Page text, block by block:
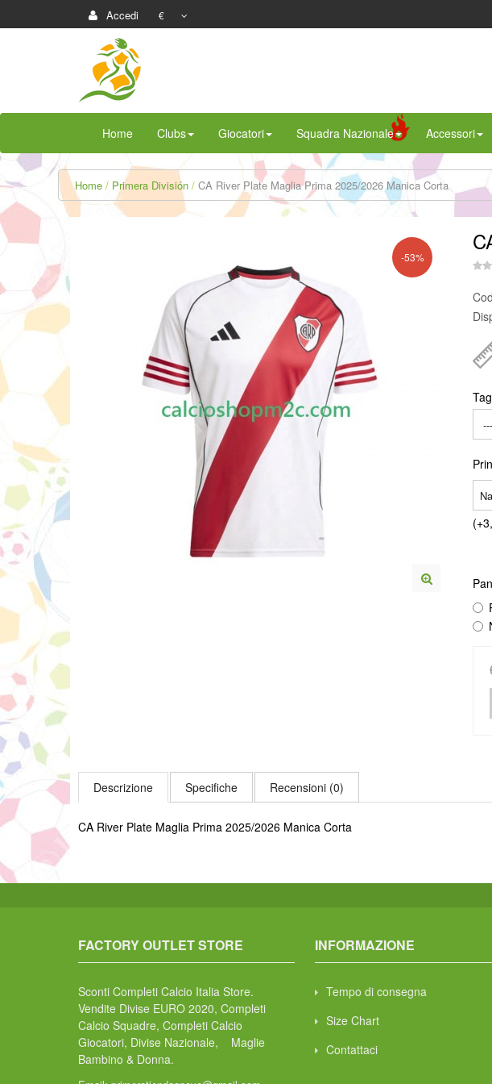
Accedi €
Home Clubs Giocatori Squadra Nazionale Accessori
Home Primera División CA River Plate Maglia Prima 2025/2026 Manica Corta
-53%
Descrizione Specifiche Recensioni (0)
CA River Plate Maglia Prima 2025/2026 Manica Corta
FACTORY OUTLET STORE
Sconti Completi Calcio Italia Store.
Vendite Divise EURO 2020, Completi
Calcio Squadre, Completi Calcio
Giocatori, Divise Nazionale, Maglie
Bambino & Donna.
INFORMAZIONE
Tempo di consegna
Size Chart
Contattaci